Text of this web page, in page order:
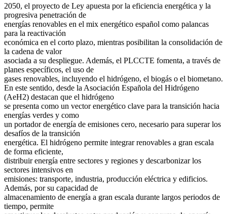
2050, el proyecto de Ley apuesta por la eficiencia energética y la
progresiva penetración de
energías renovables en el mix energético español como palancas
para la reactivación
económica en el corto plazo, mientras posibilitan la consolidación de
la cadena de valor
asociada a su despliegue. Además, el PLCCTE fomenta, a través de
planes específicos, el uso de
gases renovables, incluyendo el hidrógeno, el biogás o el biometano.
En este sentido, desde la Asociación Española del Hidrógeno
(AeH2) destacan que el hidrógeno
se presenta como un vector energético clave para la transición hacia
energías verdes y como
un portador de energía de emisiones cero, necesario para superar los
desafíos de la transición
energética. El hidrógeno permite integrar renovables a gran escala
de forma eficiente,
distribuir energía entre sectores y regiones y descarbonizar los
sectores intensivos en
emisiones: transporte, industria, producción eléctrica y edificios.
Además, por su capacidad de
almacenamiento de energía a gran escala durante largos periodos de
tiempo, permite